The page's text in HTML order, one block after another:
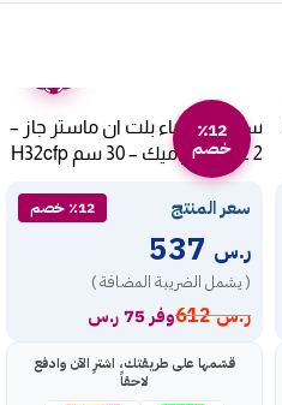
٪12
خصم
سطح كهرباء بلت ان ماستر جاز –
2 عين سيراميك – 30 سم H32cfp
سعر المنتج ٪12 خصم
ر.س
( يشمل الضريبة المضافة )
ر.س612 وفر 75 ر.س
قسّمها على طريقتك، اشترِ الآن وادفع
لاحقاً